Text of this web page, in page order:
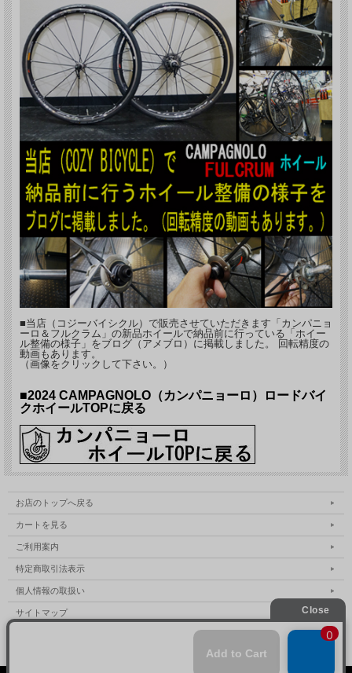
■当店（コジーバイシクル）で販売させていただきます「カンパニョ
ーロ＆フルクラム」の新品ホイールで納品前に行っている「ホイー
ル整備の様子」をブログ（アメブロ）に掲載しました。 回転精度の
動画もあります。
（画像をクリックして下さい。）
■2024 CAMPAGNOLO（カンパニョーロ）ロードバイ
クホイールTOPに戻る
お店のトップへ戻る
カートを見る
ご利用案内
特定商取引法表示
個人情報の取扱い
サイトマップ